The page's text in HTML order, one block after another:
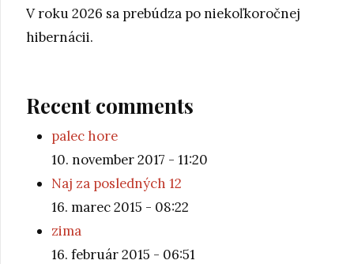
V roku 2026 sa prebúdza po niekoľkoročnej
hibernácii.
Recent comments
palec hore
10. november 2017 - 11:20
Naj za posledných 12
16. marec 2015 - 08:22
zima
16. február 2015 - 06:51